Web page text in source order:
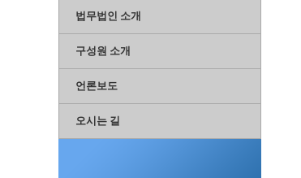
법무법인 소개
구성원 소개
언론보도
오시는 길